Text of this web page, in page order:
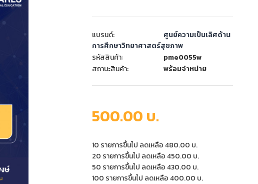
แบรนด์:
ศูนย์ความเป็นเลิศด้าน
การศึกษาวิทยาศาสตร์สุขภาพ
รหัสสินค้า:
pme0055w
สถานะสินค้า:
พร้อมจำหน่าย
500.00 บ.
10 รายการขึ้นไป ลดเหลือ 480.00 บ.
20 รายการขึ้นไป ลดเหลือ 450.00 บ.
50 รายการขึ้นไป ลดเหลือ 430.00 บ.
100 รายการขึ้นไป ลดเหลือ 400.00 บ.